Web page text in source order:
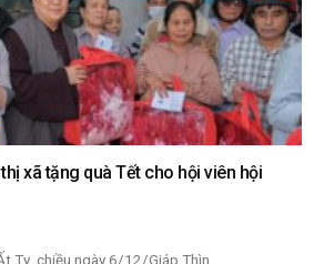
xã tặng quà Tết cho hội viên hội
Tỵ, chiều ngày 6/12/Giáp Thìn